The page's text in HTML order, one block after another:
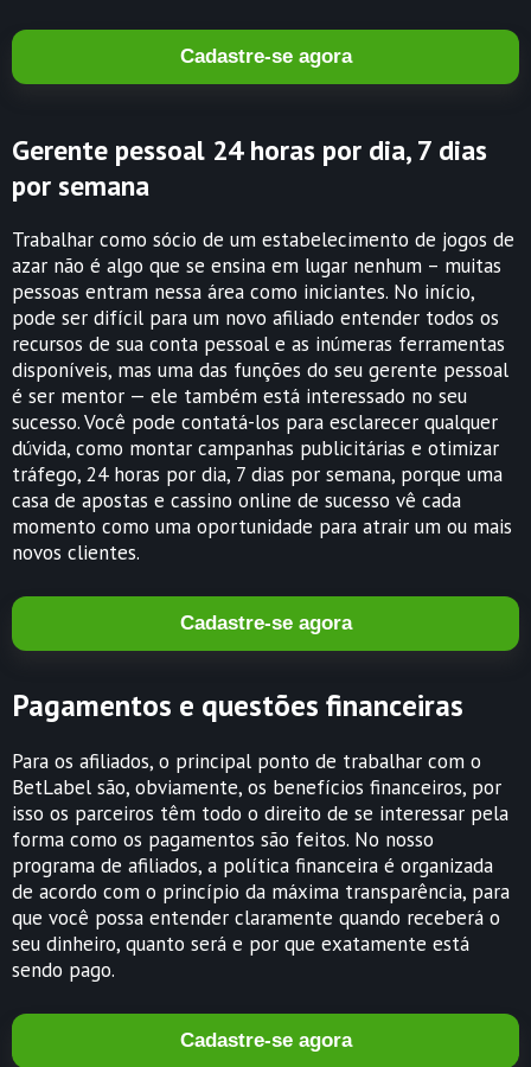
Cadastre-se agora
Gerente pessoal 24 horas por dia, 7 dias
por semana
Trabalhar como sócio de um estabelecimento de jogos de
azar não é algo que se ensina em lugar nenhum – muitas
pessoas entram nessa área como iniciantes. No início,
pode ser difícil para um novo afiliado entender todos os
recursos de sua conta pessoal e as inúmeras ferramentas
disponíveis, mas uma das funções do seu gerente pessoal
é ser mentor — ele também está interessado no seu
sucesso. Você pode contatá-los para esclarecer qualquer
dúvida, como montar campanhas publicitárias e otimizar
tráfego, 24 horas por dia, 7 dias por semana, porque uma
casa de apostas e cassino online de sucesso vê cada
momento como uma oportunidade para atrair um ou mais
novos clientes.
Cadastre-se agora
Pagamentos e questões financeiras
Para os afiliados, o principal ponto de trabalhar com o
BetLabel são, obviamente, os benefícios financeiros, por
isso os parceiros têm todo o direito de se interessar pela
forma como os pagamentos são feitos. No nosso
programa de afiliados, a política financeira é organizada
de acordo com o princípio da máxima transparência, para
que você possa entender claramente quando receberá o
seu dinheiro, quanto será e por que exatamente está
sendo pago.
Cadastre-se agora